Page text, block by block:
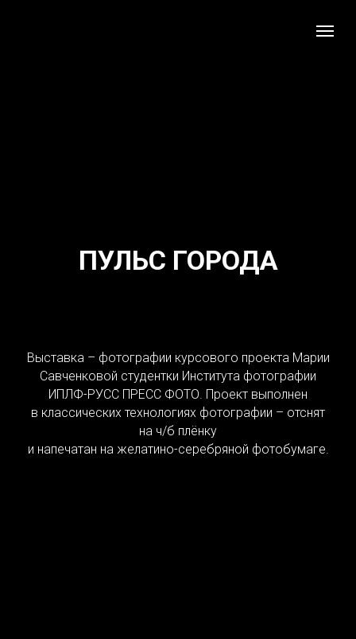
ПУЛЬС ГОРОДА
Выставка – фотографии курсового проекта Марии
Савченковой студентки Института фотографии
ИПЛФ-РУСС ПРЕСС ФОТО. Проект выполнен
в классических технологиях фотографии – отснят
на ч/б плёнку
и напечатан на желатино-серебряной фотобумаге.